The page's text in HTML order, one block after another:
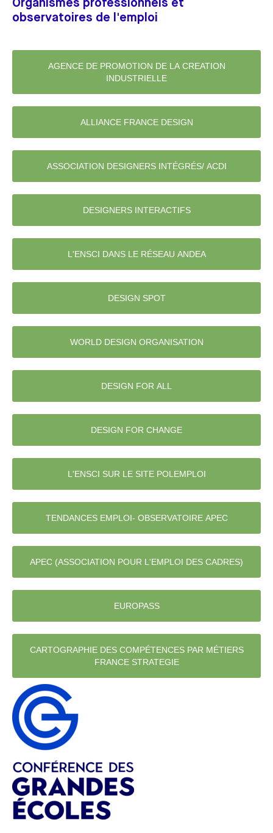
Organismes professionnels et
observatoires de l'emploi
AGENCE DE PROMOTION DE LA CREATION
INDUSTRIELLE
ALLIANCE FRANCE DESIGN
ASSOCIATION DESIGNERS INTÉGRÉS/ ACDI
DESIGNERS INTERACTIFS
L'ENSCI DANS LE RÉSEAU ANDEA
DESIGN SPOT
WORLD DESIGN ORGANISATION
DESIGN FOR ALL
DESIGN FOR CHANGE
L'ENSCI SUR LE SITE POLEMPLOI
TENDANCES EMPLOI- OBSERVATOIRE APEC
APEC (ASSOCIATION POUR L'EMPLOI DES CADRES)
EUROPASS
CARTOGRAPHIE DES COMPÉTENCES PAR MÉTIERS
FRANCE STRATEGIE